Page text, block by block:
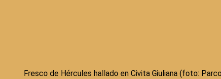
Fresco de Hércules hallado en Civita Giuliana (foto: